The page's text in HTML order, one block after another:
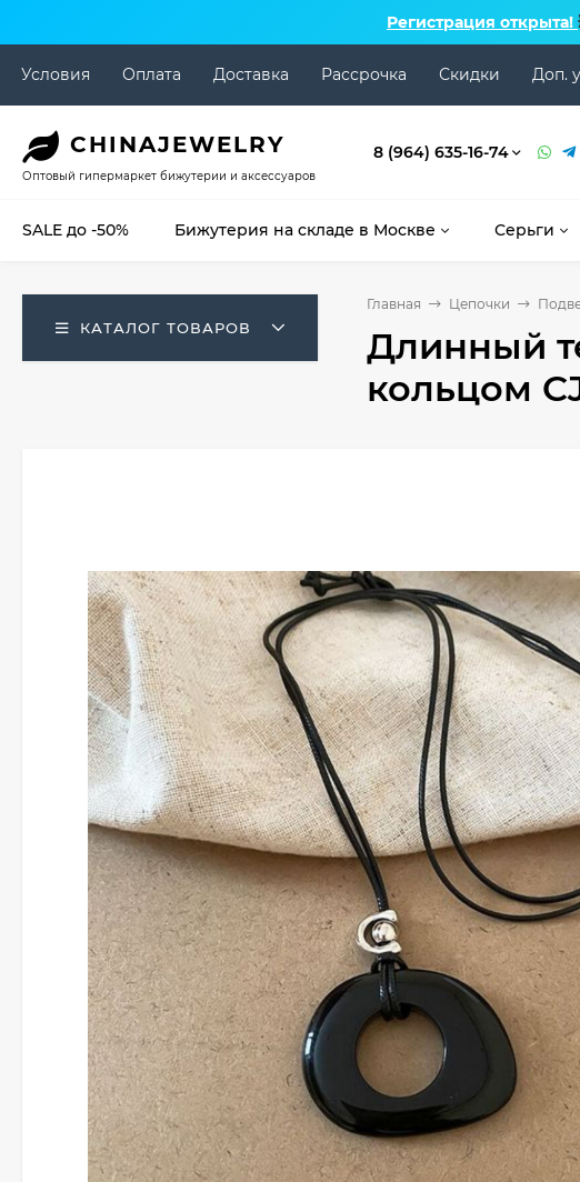
Регистрация открыта!
Условия Оплата Доставка Рассрочка Скидки Доп.
CHINAJEWELRY
Оптовый гипермаркет бижутерии и аксессуаров
8 (964) 635-16-74
SALE до -50% Бижутерия на складе в Москве Серьги
КАТАЛОГ ТОВАРОВ
Главная Цепочки
Длинный
кольцом